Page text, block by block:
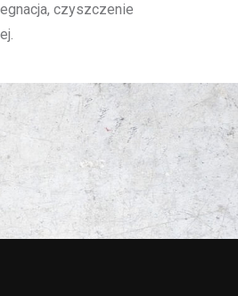
czyszczenie